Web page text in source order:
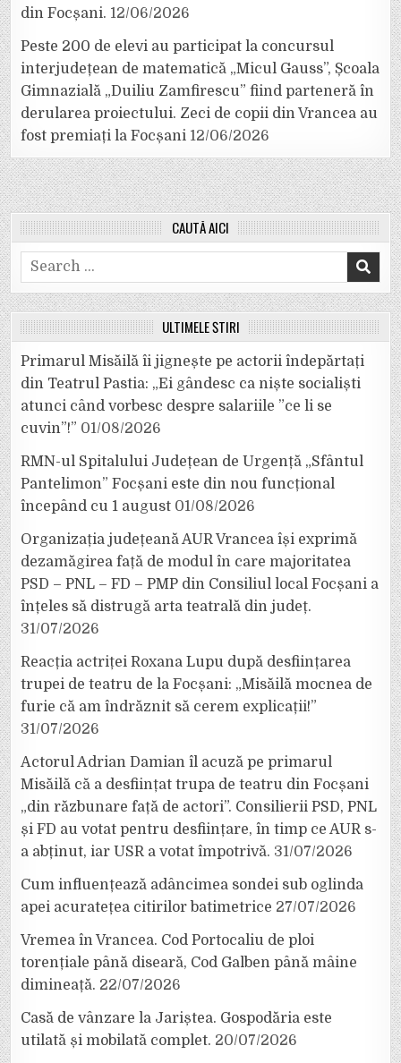
din Focșani. 12/06/2026
Peste 200 de elevi au participat la concursul
interjudețean de matematică „Micul Gauss”, Școala
Gimnazială „Duiliu Zamfirescu” fiind parteneră în
derularea proiectului. Zeci de copii din Vrancea au
fost premiați la Focșani 12/06/2026
CAUTĂ AICI
Search
for:
ULTIMELE ȘTIRI
Primarul Misăilă îi jignește pe actorii îndepărtați
din Teatrul Pastia: „Ei gândesc ca niște socialiști
atunci când vorbesc despre salariile ”ce li se
cuvin”!” 01/08/2026
RMN-ul Spitalului Județean de Urgență „Sfântul
Pantelimon” Focșani este din nou funcțional
începând cu 1 august 01/08/2026
Organizația județeană AUR Vrancea își exprimă
dezamăgirea față de modul în care majoritatea
PSD – PNL – FD – PMP din Consiliul local Focșani a
înțeles să distrugă arta teatrală din județ.
31/07/2026
Reacția actriței Roxana Lupu după desființarea
trupei de teatru de la Focșani: „Misăilă mocnea de
furie că am îndrăznit să cerem explicații!”
31/07/2026
Actorul Adrian Damian îl acuză pe primarul
Misăilă că a desființat trupa de teatru din Focșani
„din răzbunare față de actori”. Consilierii PSD, PNL
și FD au votat pentru desființare, în timp ce AUR s-
a abținut, iar USR a votat împotrivă. 31/07/2026
Cum influențează adâncimea sondei sub oglinda
apei acuratețea citirilor batimetrice 27/07/2026
Vremea în Vrancea. Cod Portocaliu de ploi
torențiale până diseară, Cod Galben până mâine
dimineață. 22/07/2026
Casă de vânzare la Jariștea. Gospodăria este
utilată și mobilată complet. 20/07/2026